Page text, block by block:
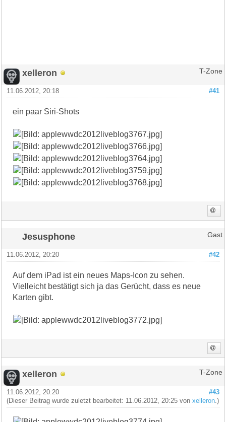
xelleron T-Zone
#41
11.06.2012, 20:18
ein paar Siri-Shots
Jesusphone Gast
#42
11.06.2012, 20:20
Auf dem iPad ist ein neues Maps-Icon zu sehen.
Vielleicht bestätigt sich ja das Gerücht, dass es neue
Karten gibt.
xelleron T-Zone
#43
11.06.2012, 20:20
(Dieser Beitrag wurde zuletzt bearbeitet: 11.06.2012, 20:25 vonxelleron .)